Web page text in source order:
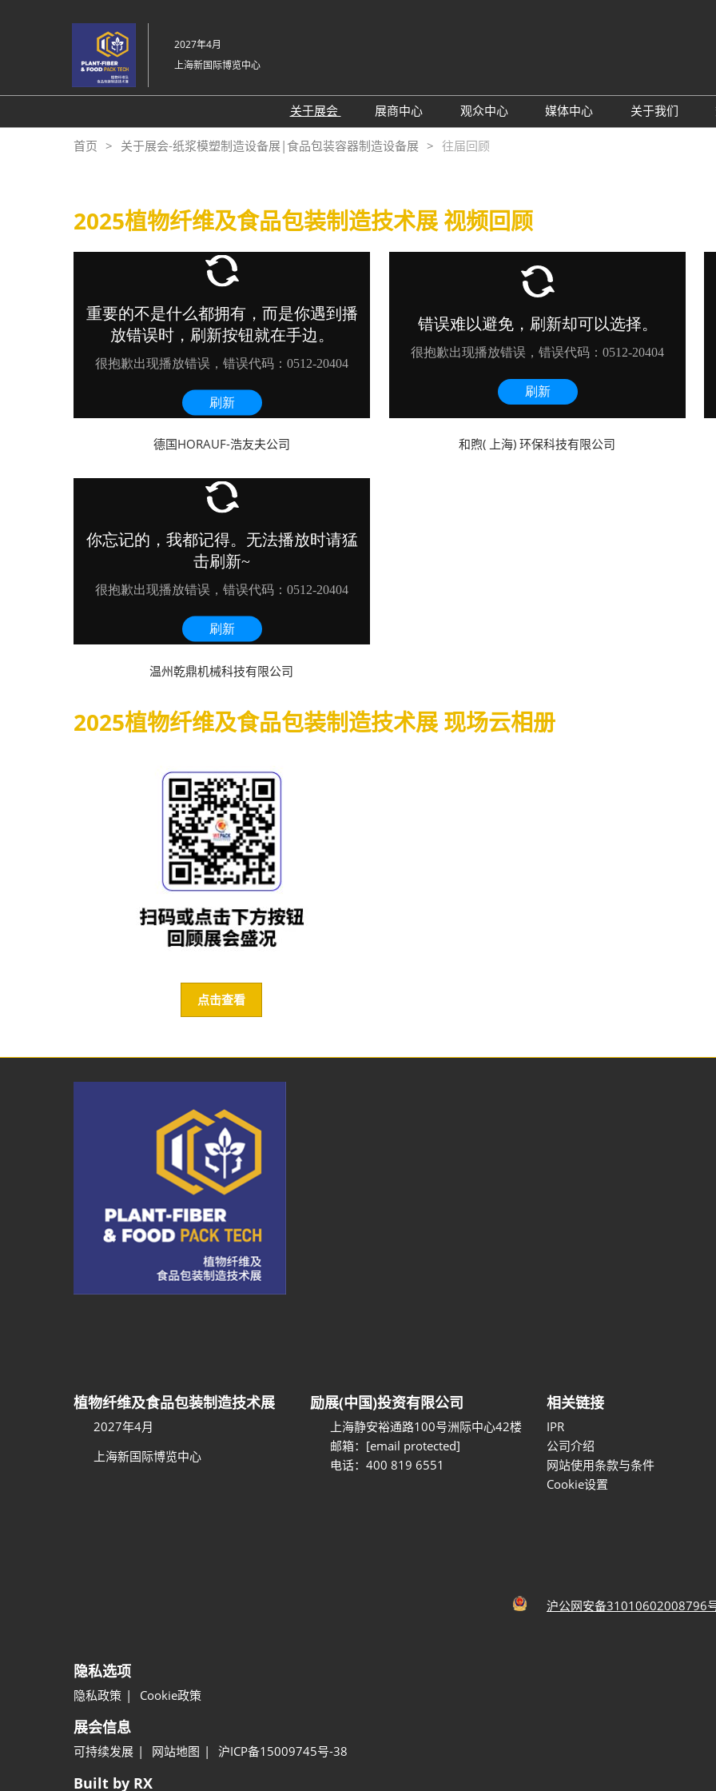
转
至
容
2027年4月
上海新国际博览中心
关于展会
展会介绍
感谢信
展会布局图
展商中心
参展申请
观众中心
观众预登记
展商名录
媒体中心
订阅电邮
关于我们
首页 关于展会-纸浆模塑制造设备展|食品包装容器制造设备展 往届回顾
2025植物纤维及食品包装制造技术展 视频回顾
德国HORAUF-浩友夫公司 和煦( 上海) 环保科技有限公司
温州乾鼎机械科技有限公司
2025植物纤维及食品包装制造技术展 现场云相册
点击查看
植物纤维及食品包装制造技术展
2027年4月
上海新国际博览中心
励展(中国)投资有限公司
上海静安裕通路100号洲际中心42楼
邮箱： [email protected]
电话：400 819 6551
相关链接
IPR
公司介绍
网站使用条款与条件
Cookie设置
沪公网安备31010602008796
隐私选项
隐私政策 Cookie政策
展会信息
可持续发展 网站地图 沪ICP备15009745号-38
Built by RX